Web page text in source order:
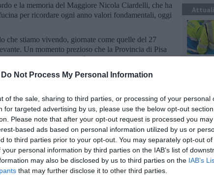
Do Not Process My Personal Information
of the sale, sharing to third parties, or processing of your personal
for targeted advertising by us, please use the below opt-out
Please note that after your opt-out request is processed you may
based ads based on personal information utilized by us or
to third parties prior to your opt-out. You may separately opt-out of
personal information by third parties on the IAB’s list of
may also be disclosed by us to third parties on the IAB’s
that may further disclose it to other third parties.
e la memoria del Maggiore Nicola Ciardelli, che ha
per ricordare ogni anno valori fondamentali, oggi
che stiamo vivendo, giornate come quelle del 27
Un momento prezioso che la Provincia di Pisa
alle Scuole che si svolgerà nella Sala del Comuni
No Spose" con intervento della Dottoressa
all'Associazione "Nicola Ciardelli Onlus" per
insieme questa bella esperienza di condivisione che
una violazione dei diritti umani che, purtroppo, non è
il nostro territorio attraverso dinamiche spesso
la cornice della Giornata della Solidarietà per
tutela dell'infanzia e la libertà delle bambine di
sono le nostre prime linee di difesa per intercettare il
ha commentato Scognamiglio.